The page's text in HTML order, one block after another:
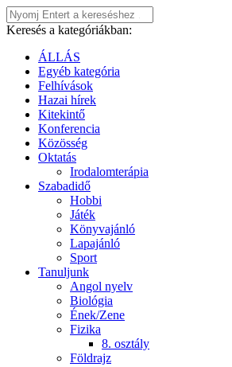
Keresés a kategóriákban:
ÁLLÁS
Egyéb kategória
Felhívások
Hazai hírek
Kitekintő
Konferencia
Közösség
Oktatás
Irodalomterápia
Szabadidő
Hobbi
Játék
Könyvajánló
Lapajánló
Sport
Tanuljunk
Angol nyelv
Biológia
Ének/Zene
Fizika
8. osztály
Földrajz